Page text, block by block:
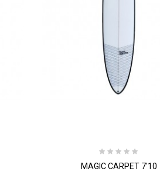
MAGIC CARPET 7'10